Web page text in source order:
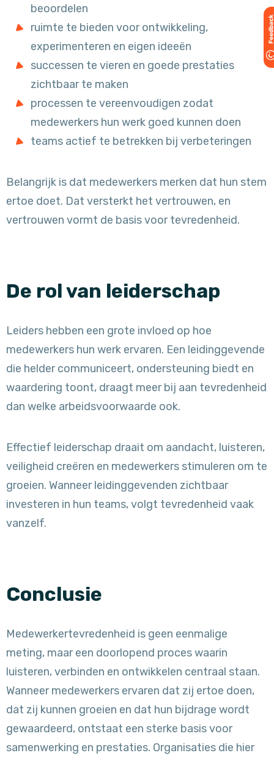
beoordelen
ruimte te bieden voor ontwikkeling,
experimenteren en eigen ideeën
successen te vieren en goede prestaties
zichtbaar te maken
processen te vereenvoudigen zodat
medewerkers hun werk goed kunnen doen
teams actief te betrekken bij verbeteringen
Belangrijk is dat medewerkers merken dat hun stem
ertoe doet. Dat versterkt het vertrouwen, en
vertrouwen vormt de basis voor tevredenheid.
De rol van leiderschap
Leiders hebben een grote invloed op hoe
medewerkers hun werk ervaren. Een leidinggevende
die helder communiceert, ondersteuning biedt en
waardering toont, draagt meer bij aan tevredenheid
dan welke arbeidsvoorwaarde ook.
Effectief leiderschap draait om aandacht, luisteren,
veiligheid creëren en medewerkers stimuleren om te
groeien. Wanneer leidinggevenden zichtbaar
investeren in hun teams, volgt tevredenheid vaak
vanzelf.
Conclusie
Medewerkertevredenheid is geen eenmalige
meting, maar een doorlopend proces waarin
luisteren, verbinden en ontwikkelen centraal staan.
Wanneer medewerkers ervaren dat zij ertoe doen,
dat zij kunnen groeien en dat hun bijdrage wordt
gewaardeerd, ontstaat een sterke basis voor
samenwerking en prestaties. Organisaties die hier